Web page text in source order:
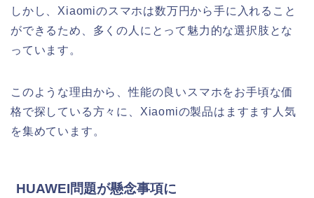
しかし、Xiaomiのスマホは数万円から手に入れること
ができるため、多くの人にとって魅力的な選択肢とな
っています。
このような理由から、性能の良いスマホをお手頃な価
格で探している方々に、Xiaomiの製品はますます人気
を集めています。
HUAWEI問題が懸念事項に